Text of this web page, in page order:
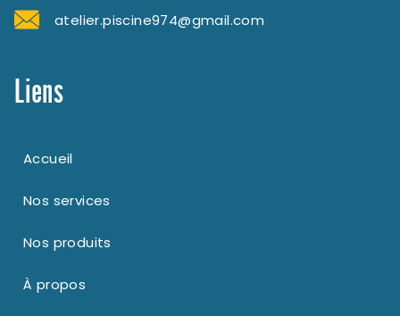
atelier.piscine974@gmail.com
Liens
Accueil
Nos services
Nos produits
À propos